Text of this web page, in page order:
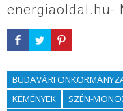
energiaoldal.hu-
BUDAVÁRI
KÉMÉNYEK
SZÉN-